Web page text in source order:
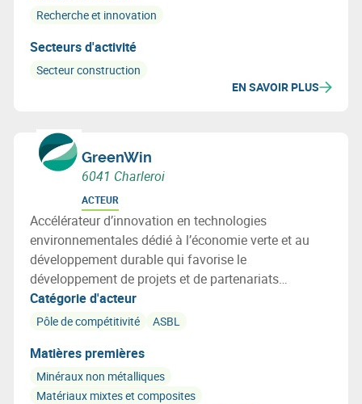
assistance et conseils techniques.
Recherche et innovation
Secteurs d'activité
Secteur construction
EN SAVOIR PLUS
GreenWin
6041 Charleroi
ACTEUR
Accélérateur d’innovation en technologies
environnementales dédié à l’économie verte et au
développement durable qui favorise le
développement de projets et de partenariats
technologiques autour de trois axes : la chimie verte,
la construction durable et les technologies
Catégorie d'acteur
Pôle de compétitivité ASBL
Matières premières
Minéraux non métalliques
Matériaux mixtes et composites